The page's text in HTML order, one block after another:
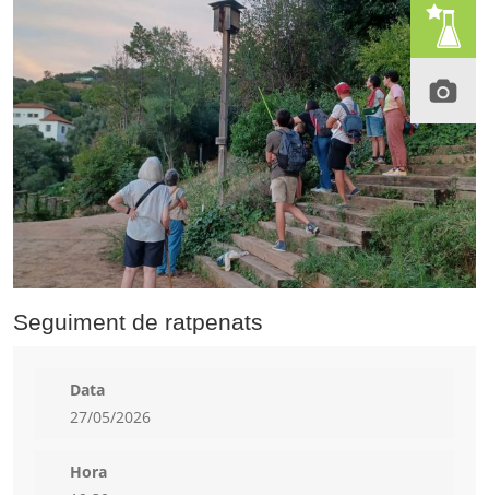
Seguiment de ratpenats
Data
27/05/2026
Hora